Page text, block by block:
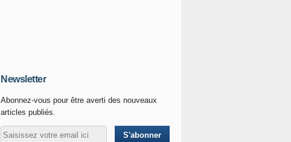
Newsletter
Abonnez-vous pour être averti des nouveaux
articles publiés.